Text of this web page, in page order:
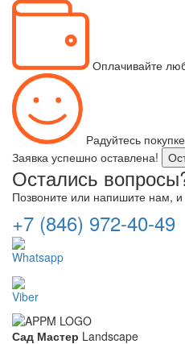
Оплачивайте
Радуйтесь
Заявка успешно оставлена!
Остались
Позвоните или напишите нам,
+7 (846) 972-40-49
Whatsapp
Viber
Сад Мастер Landscape